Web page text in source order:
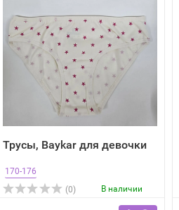
Трусы, Baykar для девочки
170-176
(0)
В наличии